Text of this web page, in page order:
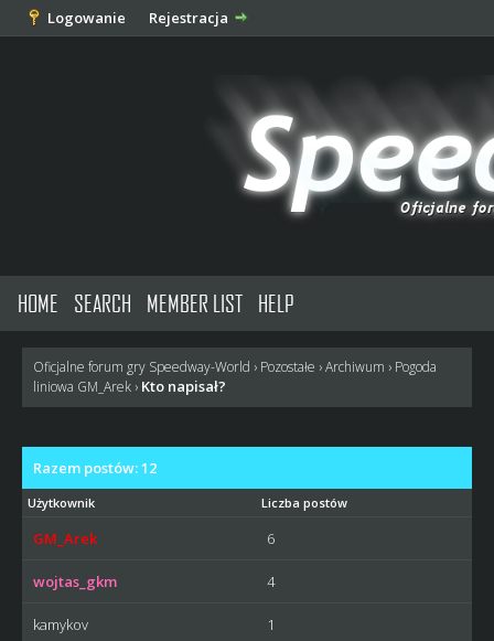
Logowanie Rejestracja
HOME SEARCH MEMBER LIST HELP
Oficjalne forum gry Speedway-World › Pozostałe ›Archiwum › Pogoda
liniowa GM_Arek › Kto napisał?
Razem postów: 12
Użytkownik Liczba postów
GM_Arek 6
wojtas_gkm 4
kamykov 1